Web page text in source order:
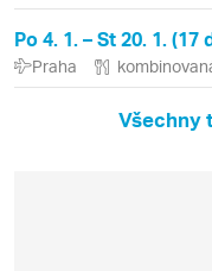
Po 4. 1. – St 20. 1. (17
Praha
Všechny